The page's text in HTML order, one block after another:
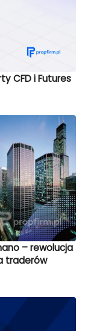
CFD i Futures
– rewolucja
traderów